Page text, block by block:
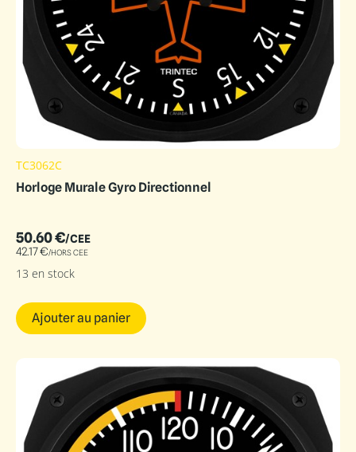
TC3062C
Horloge Murale Gyro Directionnel
50.60€/CEE
42.17€/HORS CEE
13 en stock
Ajouter au panier